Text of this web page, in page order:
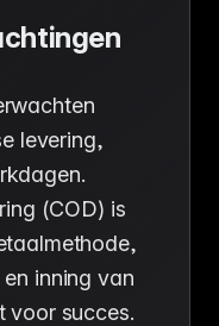
levering,
(COD) is
inning van
voor succes.